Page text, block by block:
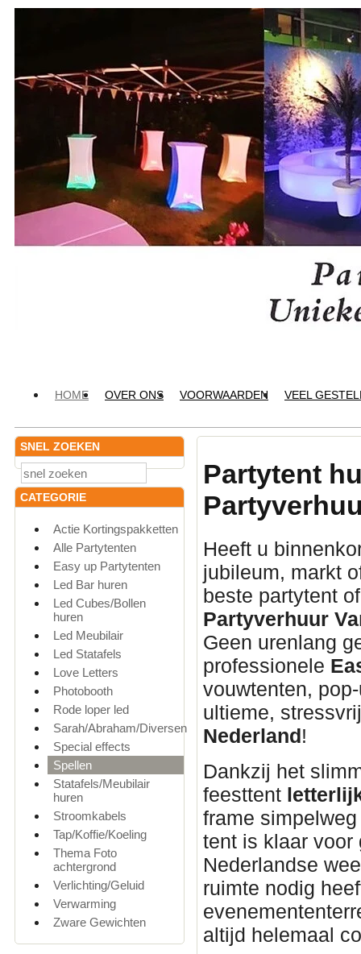
HOME OVER ONS VOORWAARDEN VEEL
SNEL ZOEKEN
CATEGORIE
Actie Kortingspakketten
Alle Partytenten
Easy up Partytenten
Led Bar huren
Led Cubes/Bollen
huren
Led Meubilair
Led Statafels
Love Letters
Photobooth
Rode loper led
Sarah/Abraham/Diversen
Special effects
Spellen
Statafels/Meubilair
huren
Stroomkabels
Tap/Koffie/Koeling
Thema Foto
achtergrond
Verlichting/Geluid
Verwarming
Zware Gewichten
Partytent
Heeft u
jubileum, markt
beste partytent
Partyverhuur
Geen urenlang
professionele
vouwtenten,
ultieme,
Nederland!
Dankzij het
feesttent
frame
tent is klaar voor
Nederlandse
ruimte nodig
altijd helemaal